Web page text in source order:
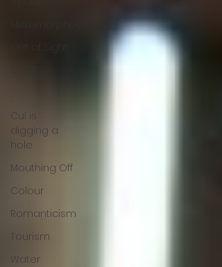
...
Cul is
digging a
hole
Mouthing Off
Colour
Romanticism
Tourism
Water